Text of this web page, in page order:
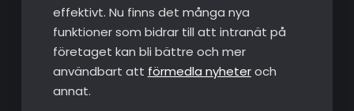
effektivt. Nu finns det många nya
funktioner som bidrar till att intranät på
företaget kan bli bättre och mer
användbart att förmedla nyheteroch
annat.